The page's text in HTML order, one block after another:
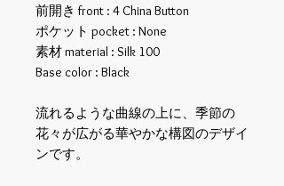
前開き front : 4 China Button
ポケット pocket : None
素材 material : Silk 100
Base color : Black
流れるような曲線の上に、季節の
花々が広がる華やかな構図のデザイ
ンです。